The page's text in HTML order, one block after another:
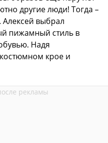
другие люди! Тогда –
Алексей выбрал
пижамный стиль в
Надя
крое и